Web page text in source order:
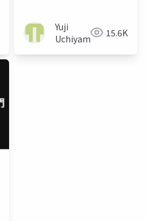
Yuji
Uchiyama
15.6K